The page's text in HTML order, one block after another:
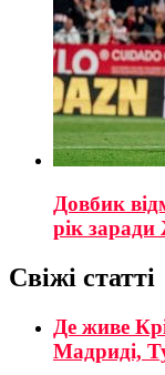
Довбик
рік
Свіжі статті
Де живе
Мадриді,